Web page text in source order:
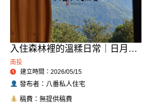
入住森林裡的溫糅日常｜日月潭
寵物友善住宿˙八番私人住宅體驗
南投
建立時間：2026/05/15
發布者：八番私人住宅
稿費：無提供稿費